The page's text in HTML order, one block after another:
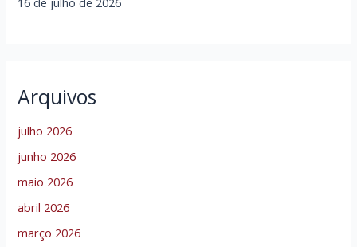
Arquivos
julho 2026
junho 2026
maio 2026
abril 2026
março 2026